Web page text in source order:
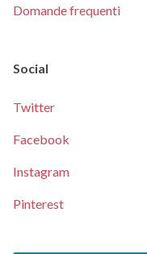
Domande frequenti
Social
Twitter
Facebook
Instagram
Pinterest